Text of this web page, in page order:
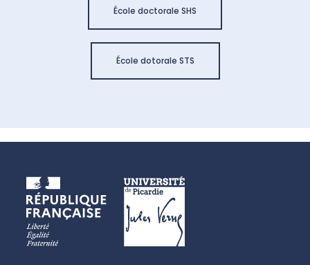
École doctorale SHS
École dotorale STS